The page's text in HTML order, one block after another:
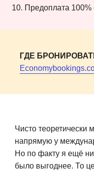
Предоплата 100%
ГДЕ
Чисто теоретически
напрямую у
Но по факту я ещё
было выгоднее. То